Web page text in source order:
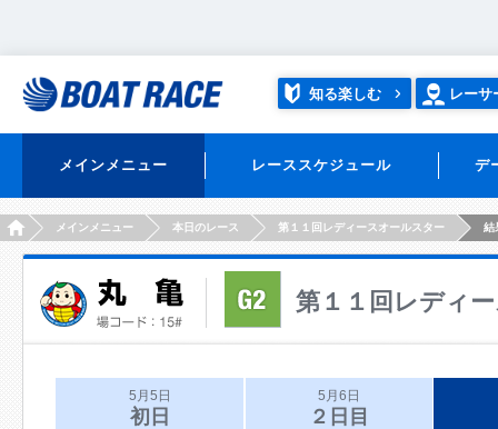
知る楽しむ レーサ
メインメニュー レーススケジュール デ
HOMEメインメニュー 本日のレース 第１１回レディースオールスター 結
第１１回レディ
5月5日
初日
5月6日
２日目